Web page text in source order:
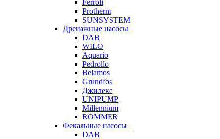
Ferroli
Protherm
SUNSYSTEM
Дренажные насосы
DAB
WILO
Aquario
Pedrollo
Belamos
Grundfos
Джилекс
UNIPUMP
Millennium
ROMMER
Фекальные насосы
DAB